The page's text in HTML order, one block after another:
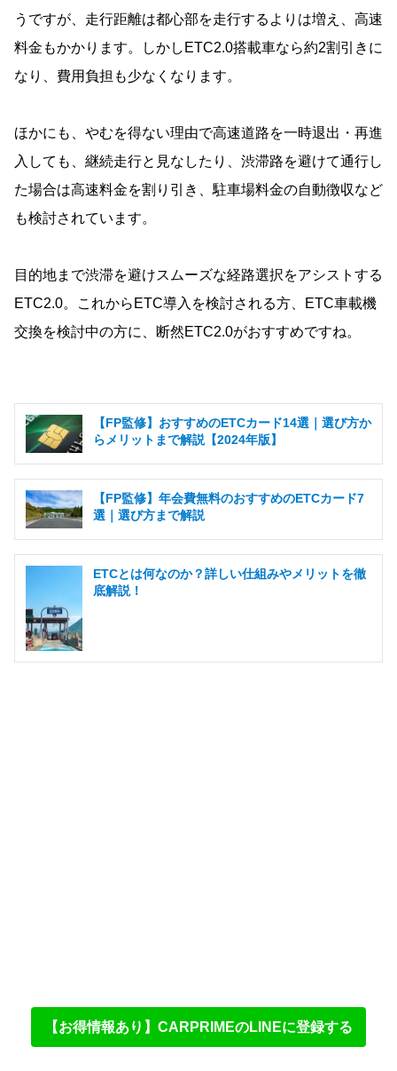
うですが、走行距離は都心部を走行するよりは増え、高速
料金もかかります。しかしETC2.0搭載車なら約2割引きに
なり、費用負担も少なくなります。
ほかにも、やむを得ない理由で高速道路を一時退出・再進
入しても、継続走行と見なしたり、渋滞路を避けて通行し
た場合は高速料金を割り引き、駐車場料金の自動徴収など
も検討されています。
目的地まで渋滞を避けスムーズな経路選択をアシストする
ETC2.0。これからETC導入を検討される方、ETC車載機
交換を検討中の方に、断然ETC2.0がおすすめですね。
【FP監修】おすすめのETCカード14選｜選び方か
らメリットまで解説【2024年版】
【FP監修】年会費無料のおすすめのETCカード7
選｜選び方まで解説
ETCとは何なのか？詳しい仕組みやメリットを徹
底解説！
【お得情報あり】CARPRIMEのLINEに登録する